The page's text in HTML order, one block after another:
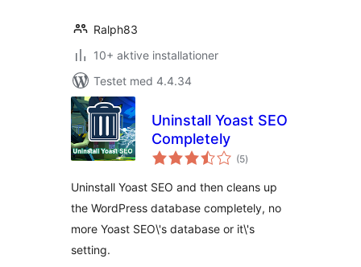
Ralph83
10+ aktive installationer
Testet med 4.4.34
Uninstall Yoast SEO
Completely
(5totale
bedømmelser
)
Uninstall Yoast SEO and then cleans up
the WordPress database completely, no
more Yoast SEO\'s database or it\'s
setting.